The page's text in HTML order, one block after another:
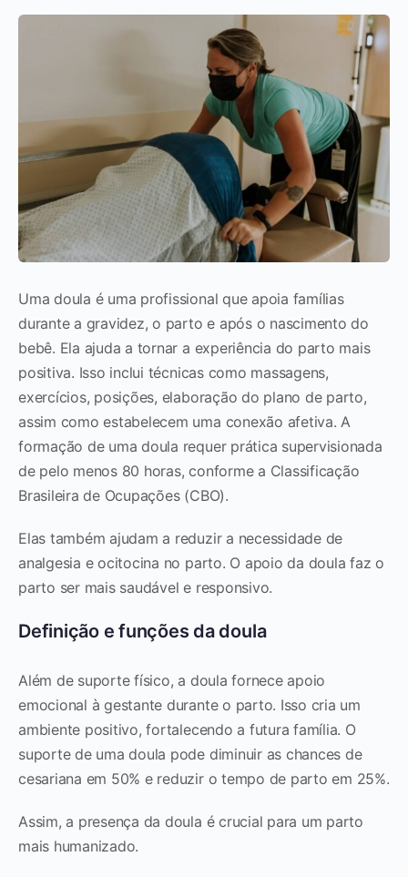
Uma doula é uma profissional que apoia famílias
durante a gravidez, o parto e após o nascimento do
bebê. Ela ajuda a tornar a experiência do parto mais
positiva. Isso inclui técnicas como massagens,
exercícios, posições, elaboração do plano de parto,
assim como estabelecem uma conexão afetiva. A
formação de uma doula requer prática supervisionada
de pelo menos 80 horas, conforme a Classificação
Brasileira de Ocupações (CBO).
Elas também ajudam a reduzir a necessidade de
analgesia e ocitocina no parto. O apoio da doula faz o
parto ser mais saudável e responsivo.
Definição e funções da doula
Além de suporte físico, a doula fornece apoio
emocional à gestante durante o parto. Isso cria um
ambiente positivo, fortalecendo a futura família. O
suporte de uma doula pode diminuir as chances de
cesariana em 50% e reduzir o tempo de parto em 25%.
Assim, a presença da doula é crucial para um parto
mais humanizado.